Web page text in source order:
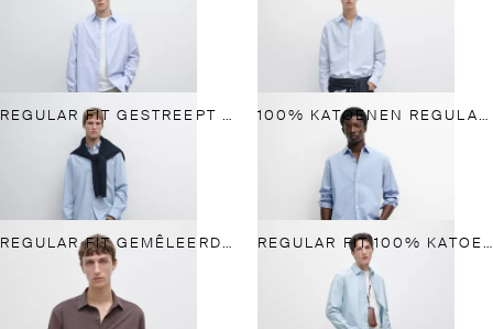
REGULAR FIT GESTREEPT POPELINE OVERHEMD 100% KATOENEN REGULAR FIT POPELINE OVERHEMD
REGULAR FIT GEMÊLEERD OVERHEMD REGULAR FIT 100% KATOENEN DENIM OVERHEMD